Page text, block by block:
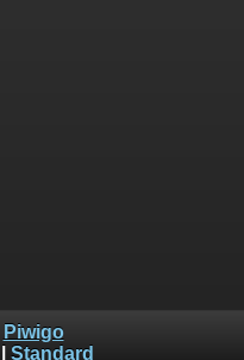
Piwigo
Standard